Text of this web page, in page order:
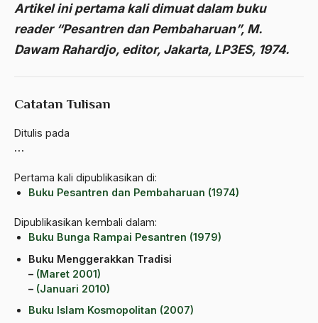
Artikel ini pertama kali dimuat dalam buku
reader “Pesantren dan Pembaharuan”, M.
Dawam Rahardjo, editor, Jakarta, LP3ES, 1974.
Catatan Tulisan
Ditulis pada
…
Pertama kali dipublikasikan di:
Buku Pesantren dan Pembaharuan (1974)
Dipublikasikan kembali dalam:
Buku Bunga Rampai Pesantren (1979)
Buku Menggerakkan Tradisi
– (Maret 2001)
– (Januari 2010)
Buku Islam Kosmopolitan (2007)
Asia Tenggara
Aspek Politis
Aspek religius Agama
Aspirasi Politik
asrul sani
Aswad Mahasin
ASWAJA